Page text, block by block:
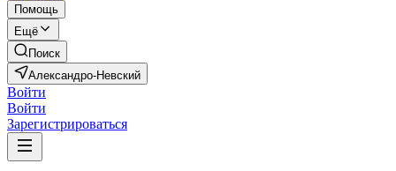
Помощь
Ещё
Поиск
Александро-Невский
Войти
Войти
Зарегистрироваться